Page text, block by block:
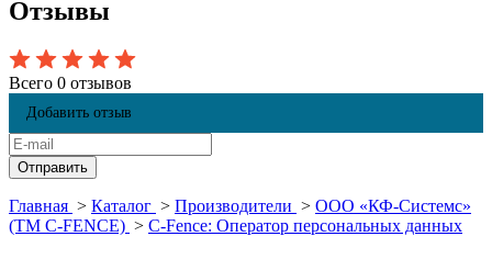
Отзывы
Всего 0 отзывов
Добавить отзыв
Главная > Каталог > Производители > ООО «КФ-Системс»
(TM C-FENCE) > C-Fence: Оператор персональных данных